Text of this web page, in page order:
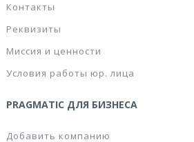
Контакты
Реквизиты
Миссия и ценности
Условия работы юр. лица
PRAGMATIC ДЛЯ БИЗНЕСА
Добавить компанию